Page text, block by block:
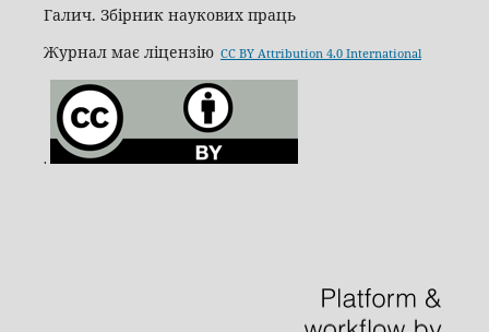
Галич. Збірник наукових праць
Журнал має ліцензію CC BY Attribution 4.0 International
.